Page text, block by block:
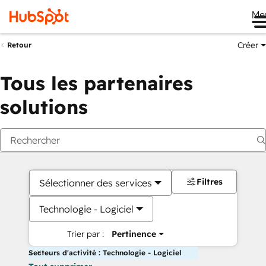
Retour Créer
Tous les partenaires
solutions
Sélectionner des services
Technologie - Logiciel
Trier par : Pertinence
Filtres
Secteurs d'activité : Technologie - Logiciel